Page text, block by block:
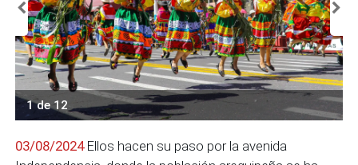
1 de 12
03/08/2024Ellos hacen su paso por la avenida